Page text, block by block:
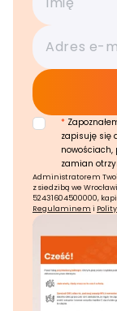
*
zapisuję się
nowościach,
zamian
Administratorem
z siedzibą we
52431604500000,
Regulaminem i